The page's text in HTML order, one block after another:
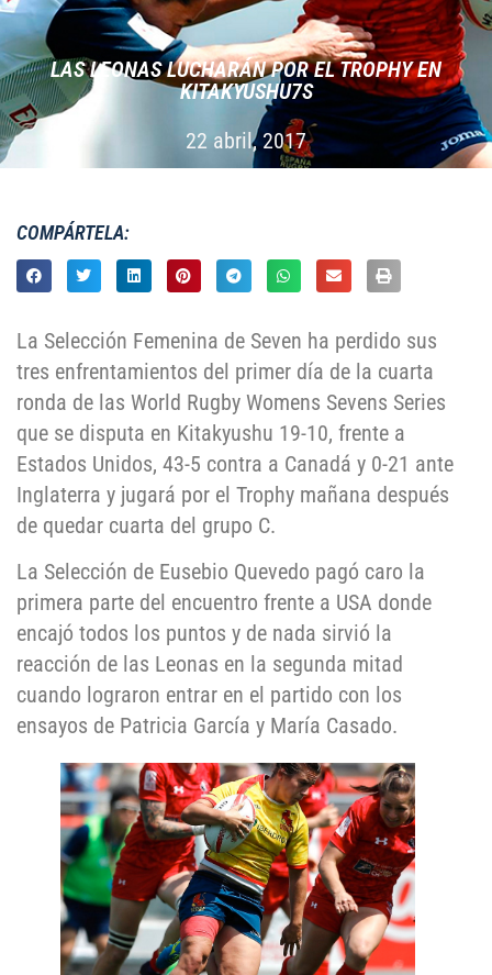
LAS LEONAS LUCHARÁN POR EL TROPHY EN
KITAKYUSHU7S
22 abril, 2017
COMPÁRTELA:
La Selección Femenina de Seven ha perdido sus
tres enfrentamientos del primer día de la cuarta
ronda de las World Rugby Womens Sevens Series
que se disputa en Kitakyushu 19-10, frente a
Estados Unidos, 43-5 contra a Canadá y 0-21 ante
Inglaterra y jugará por el Trophy mañana después
de quedar cuarta del grupo C.
La Selección de Eusebio Quevedo pagó caro la
primera parte del encuentro frente a USA donde
encajó todos los puntos y de nada sirvió la
reacción de las Leonas en la segunda mitad
cuando lograron entrar en el partido con los
ensayos de Patricia García y María Casado.